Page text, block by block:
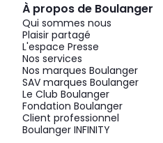
À propos de Boulanger
Qui sommes nous
Plaisir partagé
L'espace Presse
Nos services
Nos marques Boulanger
SAV marques Boulanger
Le Club Boulanger
Fondation Boulanger
Client professionnel
Boulanger INFINITY